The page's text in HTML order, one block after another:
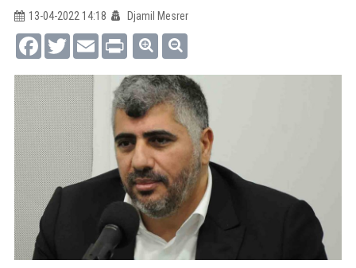
13-04-2022 14:18
Djamil Mesrer
FacebookTwitterEmail Print